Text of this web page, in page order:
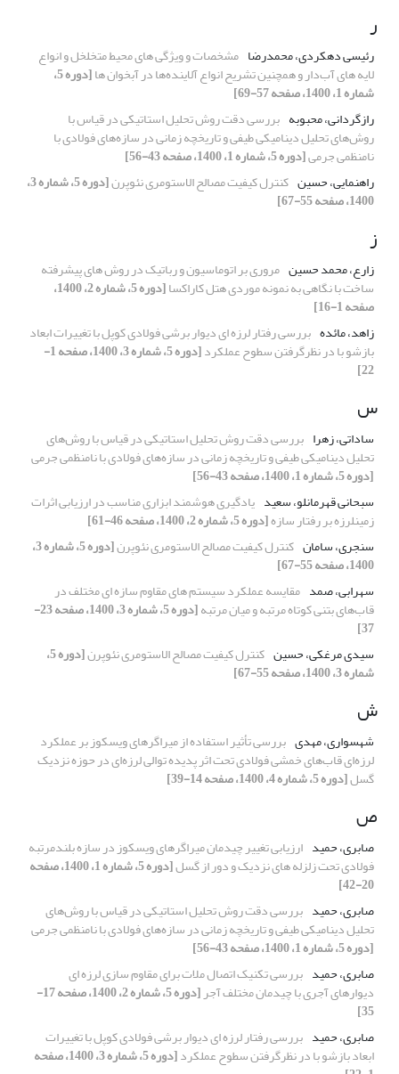
ر
رئیسی دهکردی، محمدرضا مشخصات و ویژگی های محیط متخلخل و انواع
لایه های آب‌دار و همچنین تشریح انواع آلاینده‌ها در آبخوان ها [دوره 5،
شماره 1، 1400، صفحه 57-69]
رازگردانی، محبوبه بررسی دقت روش تحلیل استاتیکی در قیاس با
روش‌های تحلیل دینامیکی طیفی و تاریخچه زمانی در سازه‌های فولادی با
نامنظمی جرمی[دوره 5، شماره 1، 1400، صفحه 43-56]
راهنمایی، حسین کنترل کیفیت مصالح الاستومری نئوپرن [دوره 5، شماره 3،
1400، صفحه 55-67]
ز
زارع، محمد حسین مروری بر اتوماسیون و رباتیک در روش های پیشرفته
ساخت با نگاهی به نمونه موردی هتل کاراکسا [دوره 5، شماره 2، 1400،
صفحه 1-16]
زاهد، مائده بررسی رفتار لرزه ای دیوار برشی فولادی کوپل با تغییرات ابعاد
بازشو با در نظرگرفتن سطوح عملکرد [دوره 5، شماره 3، 1400، صفحه 1-
22]
س
ساداتی، زهرا بررسی دقت روش تحلیل استاتیکی در قیاس با روش‌های
تحلیل دینامیکی طیفی و تاریخچه زمانی در سازه‌های فولادی با نامنظمی جرمی
[دوره 5، شماره 1، 1400، صفحه 43-56]
سبحانی قهرمانلو، سعید یادگیری هوشمند ابزاری مناسب در ارزیابی اثرات
زمینلرزه بر رفتار سازه[دوره 5، شماره 2، 1400، صفحه 46-61]
سنجری، سامان کنترل کیفیت مصالح الاستومری نئوپرن [دوره 5، شماره 3،
1400، صفحه 55-67]
سهرابی، صمد مقایسه عملکرد سیستم های مقاوم سازه ای مختلف در
قاب‌های بتنی کوتاه مرتبه و میان مرتبه [دوره 5، شماره 3، 1400، صفحه 23-
37]
سیدی مرغکی، حسین کنترل کیفیت مصالح الاستومری نئوپرن [دوره 5،
شماره 3، 1400، صفحه 55-67]
ش
شهسواری، مهدی بررسی تأثیر استفاده از میراگرهای ویسکوز بر عملکرد
لرزه‌ای قاب‌های خمشی فولادی تحت اثر پدیده توالی لرزه‌ای در حوزه نزدیک
گسل[دوره 5، شماره 4، 1400، صفحه 14-39]
ص
صابری، حمید ارزیابی تغییر چیدمان میراگرهای ویسکوز در سازه‌ بلندمرتبه
فولادی تحت زلزله های نزدیک و دور از گسل [دوره 5، شماره 1، 1400، صفحه
20-42]
صابری، حمید بررسی دقت روش تحلیل استاتیکی در قیاس با روش‌های
تحلیل دینامیکی طیفی و تاریخچه زمانی در سازه‌های فولادی با نامنظمی جرمی
[دوره 5، شماره 1، 1400، صفحه 43-56]
صابری، حمید بررسی تکنیک اتصال ملات برای مقاوم سازی لرزه ای
دیوارهای آجری با چیدمان مختلف آجر [دوره 5، شماره 2، 1400، صفحه 17-
35]
صابری، حمید بررسی رفتار لرزه ای دیوار برشی فولادی کوپل با تغییرات
ابعاد بازشو با در نظرگرفتن سطوح عملکرد [دوره 5، شماره 3، 1400، صفحه